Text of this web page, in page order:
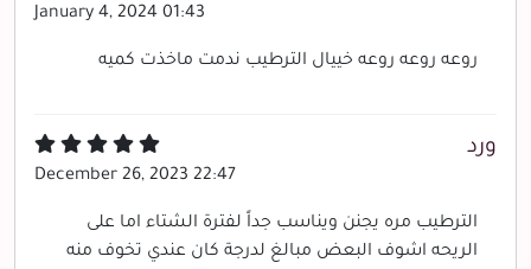
January 4, 2024 01:43
روعه روعه روعه خييال الترطيب ندمت ماخذت كميه
ورد
December 26, 2023 22:47
الترطيب مره يجنن ويناسب جداً لفترة الشتاء اما على
الريحه اشوف البعض مبالغ لدرجة كان عندي تخوف منه